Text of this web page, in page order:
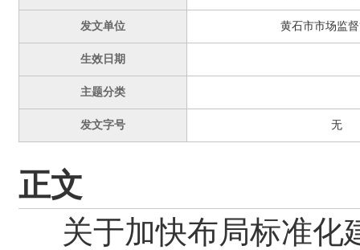
发文单位 黄石市市场监
生效日期
主题分类
发文字号 无
正文
关于加快布局标准化